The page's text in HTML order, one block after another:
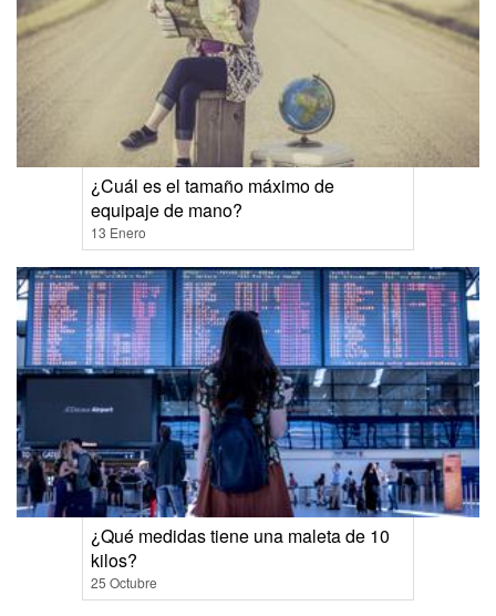
¿Cuál es el tamaño máximo de
equipaje de mano?
13 Enero
¿Qué medidas tiene una maleta de 10
kilos?
25 Octubre